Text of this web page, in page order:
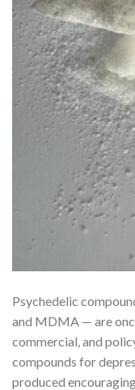
Psychedelic
and MDMA — are
commercial, and
compounds for
produced